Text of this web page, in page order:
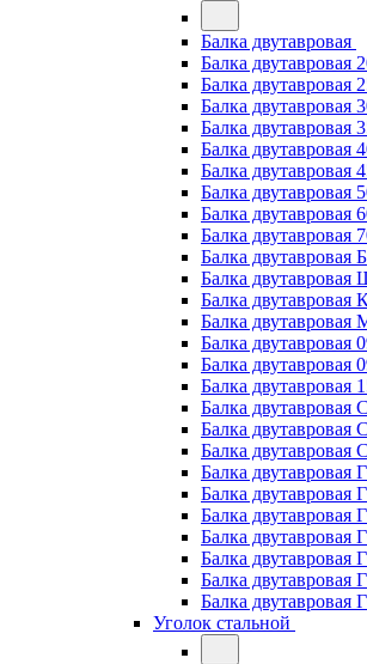
Балка двутавровая
Балка двутавровая
Балка двутавровая
Балка двутавровая
Балка двутавровая
Балка двутавровая
Балка двутавровая
Балка двутавровая
Балка двутавровая
Балка двутавровая
Балка двутавровая Б
Балка двутавровая
Балка двутавровая
Балка двутавровая
Балка двутавровая
Балка
Балка
Балка двутавровая
Балка двутавровая
Балка двутавровая
Балка
Балка
Балка двутавровая
Балка
Балка
Балка
Балка
Уголок стальной